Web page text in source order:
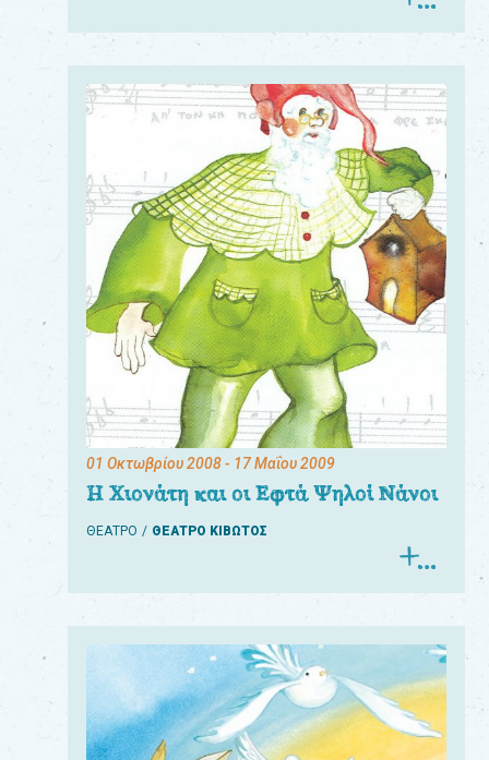
01 Οκτωβρίου 2008- 17 Μαΐου 2009
Η Χιονάτη και οι Εφτά Ψηλοί Νάνοι
ΘΕΑΤΡΟ ΘΕΑΤΡΟ ΚΙΒΩΤΟΣ